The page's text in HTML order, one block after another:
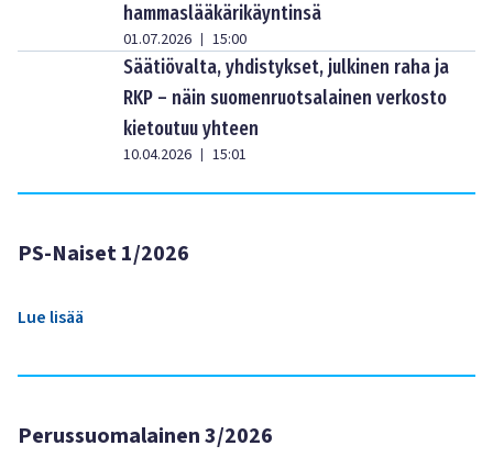
hammaslääkärikäyntinsä
01.07.2026 | 15:00
Säätiövalta, yhdistykset, julkinen raha ja
RKP – näin suomenruotsalainen verkosto
kietoutuu yhteen
10.04.2026 | 15:01
PS-Naiset 1/2026
Lue lisää
Perussuomalainen 3/2026